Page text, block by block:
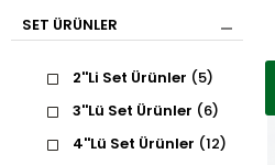
43(5)
11(53)
13(31)
14(8)
15 (7)
SET ÜRÜNLER
2''Li Set Ürünler (5)
3''Lü Set Ürünler (6)
4''Lü Set Ürünler (12)